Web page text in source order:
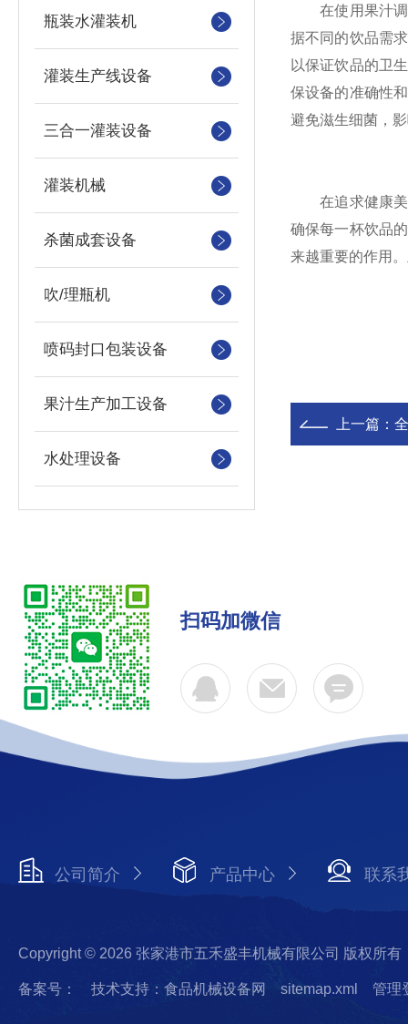
瓶装水灌装机
灌装生产线设备
三合一灌装设备
灌装机械
杀菌成套设备
吹/理瓶机
喷码封口包装设备
果汁生产加工设备
水处理设备
在使用果汁调
据不同的饮品需
以保证饮品的卫
保设备的准确性
避免滋生细菌，
在追求健康美
确保每一杯饮品
来越重要的作用
上一篇：
扫码加微信
公司简介 产品中心 联系
Copyright © 2026 张家港市五禾盛丰机械有限公司 版权所有
备案号： 技术支持：食品机械设备网 sitemap.xml 管理